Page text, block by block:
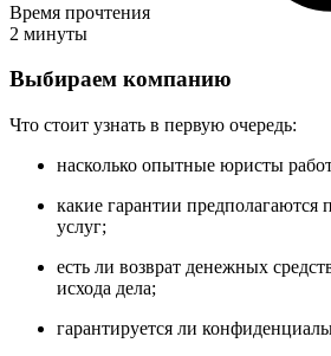
Время прочтения
2 минуты
Выбираем компанию
Что стоит узнать в первую очередь:
насколько опытные юристы
какие гарантии предполагаются
услуг;
есть ли возврат денежных
исхода дела;
гарантируется ли